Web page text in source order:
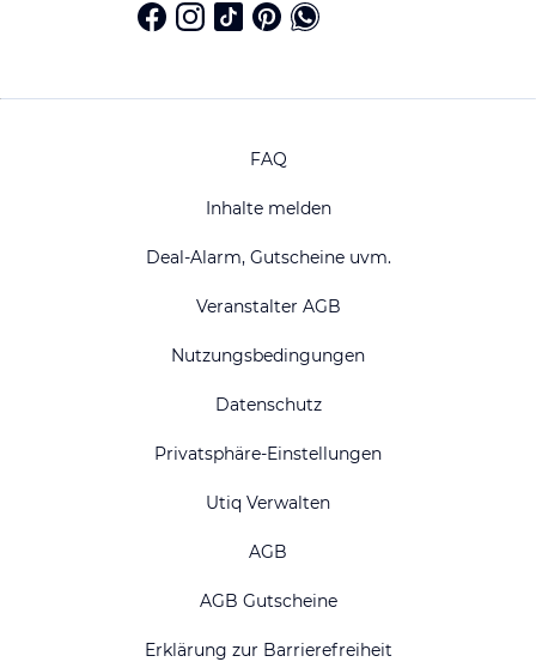
FAQ
Inhalte melden
Deal-Alarm, Gutscheine uvm.
Veranstalter AGB
Nutzungsbedingungen
Datenschutz
Privatsphäre-Einstellungen
Utiq Verwalten
AGB
AGB Gutscheine
Erklärung zur Barrierefreiheit